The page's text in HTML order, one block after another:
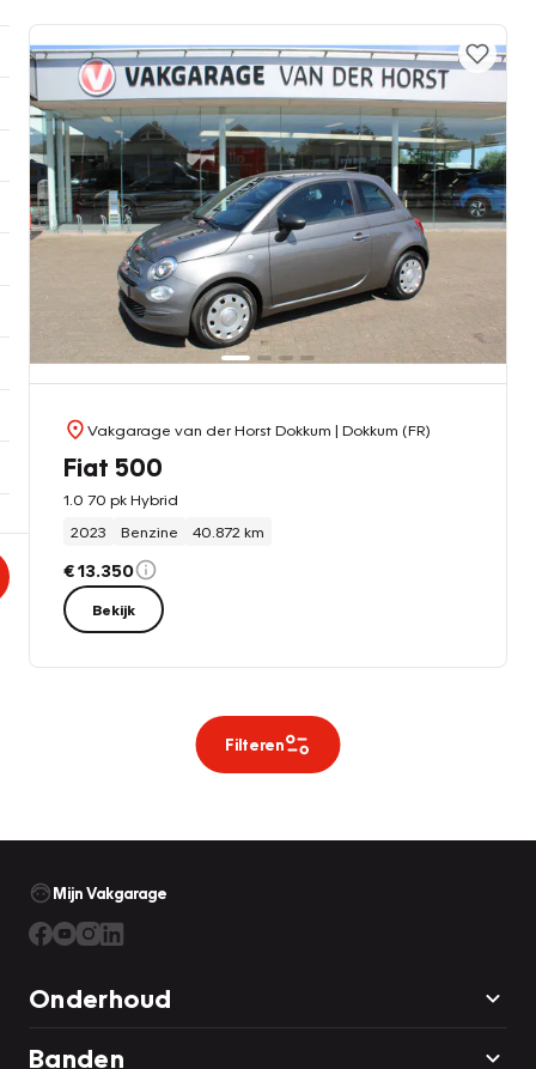
Vakgarage van der Horst Dokkum | Dokkum (FR)
Fiat 500
1.0 70 pk Hybrid
2023
Benzine 40.872 km
€ 13.350
Bekijk
Filteren
Mijn Vakgarage
Onderhoud
Banden